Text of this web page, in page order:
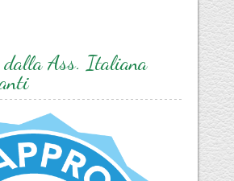
dalla Ass. Italiana